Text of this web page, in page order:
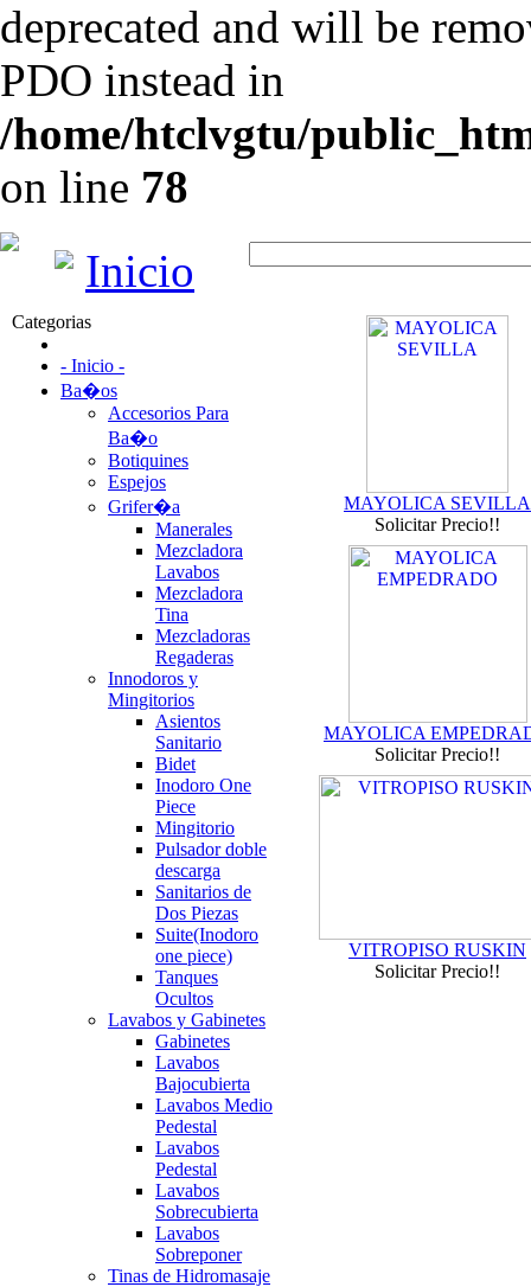
deprecated and will be
PDO instead in
/home/htclvgtu/
on line 78
Inicio
Categorias
- Inicio -
Ba�os
Accesorios Para
Ba�o
Botiquines
Espejos
Grifer�a
Manerales
Mezcladora
Lavabos
Mezcladora
Tina
Mezcladoras
Regaderas
Innodoros y
Mingitorios
Asientos
Sanitario
Bidet
Inodoro One
Piece
Mingitorio
Pulsador doble
descarga
Sanitarios de
Dos Piezas
Suite(Inodoro
one piece)
Tanques
Ocultos
Lavabos y Gabinetes
Gabinetes
Lavabos
Bajocubierta
Lavabos Medio
Pedestal
Lavabos
Pedestal
Lavabos
Sobrecubierta
Lavabos
Sobreponer
Tinas de Hidromasaje
MAYOLICA SEVILLA
Solicitar Precio!!
MAYOLICA
Solicitar Precio!!
VITROPISO RUSKIN
Solicitar Precio!!